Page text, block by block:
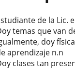
de la Lic.
temas que van
doy
aprendizaje n.n
clases tan